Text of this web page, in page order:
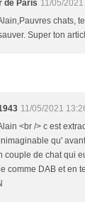
de Paris 11/05/
chats,
Super ton
11/05/2021
<br /> c est
qu'
couple de chat qui
comme DAB et en